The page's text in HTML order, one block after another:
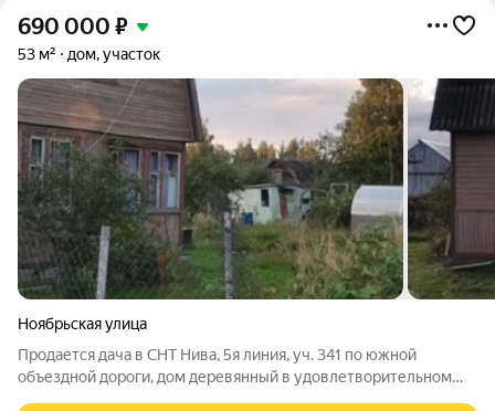
690 000 ₽
53 м² дом, участок
Ноябрьская улица
Продается дача в СНТ Нива, 5я линия, уч. 341 по южной
объездной дороги, дом деревянный в удовлетворительном